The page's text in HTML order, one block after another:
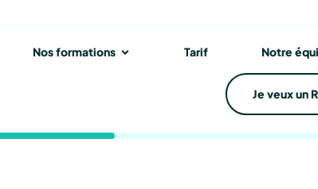
Notre logiciel
Nos formations Ouvrir Nos formations
Tarif Notre
Je veux un